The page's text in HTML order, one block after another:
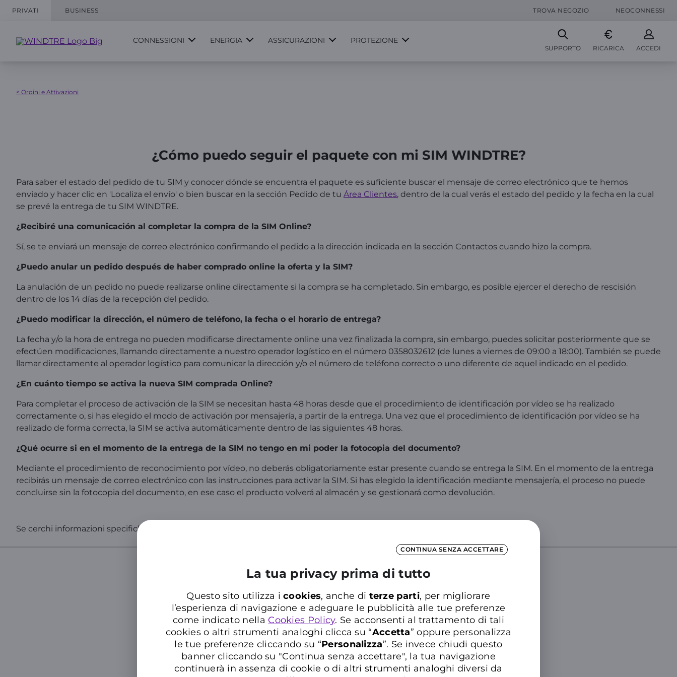
CONTINUA SENZA ACCETTARE
La tua privacy prima di tutto
Questo sito utilizza icookies, anche di terze parti, per migliorare
l’esperienza di navigazione e adeguare le pubblicità alle tue preferenze
come indicato nella Cookies Policy. Se acconsenti al trattamento di tali
cookies o altri strumenti analoghi clicca su “Accetta” oppure personalizza
le tue preferenze cliccando su “Personalizza”. Se invece chiudi questo
banner cliccando su "Continua senza accettare", la tua navigazione
continuerà in assenza di cookie o di altri strumenti analoghi diversi da
PRIVATI BUSINESS TROVA NEGOZIO NEOCONNESSI
CONNESSIONI ENERGIA ASSICURAZIONI PROTEZIONE
SUPPORTO RICARICA ACCEDI
< Ordini e Attivazioni
¿Cómo puedo seguir el paquete con mi SIM WINDTRE?
Para saber el estado del pedido de tu SIM y conocer dónde se encuentra el paquete es suficiente buscar el mensaje de correo electrónico que te hemos
enviado y hacer clic en 'Localiza el envío' o bien buscar en la sección Pedido de tu Área Clientes, dentro de la cual verás el estado del pedido y la fecha en la cual
se prevé la entrega de tu SIM WINDTRE.
¿Recibiré una comunicación al completar la compra de la SIM Online?
Sí, se te enviará un mensaje de correo electrónico confirmando el pedido a la dirección indicada en la sección Contactos cuando hizo la compra.
¿Puedo anular un pedido después de haber comprado online la oferta y la SIM?
La anulación de un pedido no puede realizarse online directamente si la compra se ha completado. Sin embargo, es posible ejercer el derecho de rescisión
dentro de los 14 días de la recepción del pedido.
¿Puedo modificar la dirección, el número de teléfono, la fecha o el horario de entrega?
La fecha y/o la hora de entrega no pueden modificarse directamente online una vez finalizada la compra, sin embargo, puedes solicitar posteriormente que se
efectúen modificaciones, llamando directamente a nuestro operador logístico en el número 0358032612 (de lunes a viernes de 09:00 a 18:00). También se puede
llamar directamente al operador logístico para comunicar la dirección y/o el número de teléfono correcto o uno diferente de aquel indicado en el pedido.
¿En cuánto tiempo se activa la nueva SIM comprada Online?
Para completar el proceso de activación de la SIM se necesitan hasta 48 horas desde que el procedimiento de identificación por vídeo se ha realizado
correctamente o, si has elegido el modo de activación por mensajería, a partir de la entrega. Una vez que el procedimiento de identificación por vídeo se ha
realizado de forma correcta, la SIM se activa automáticamente dentro de las siguientes 48 horas.
¿Qué ocurre si en el momento de la entrega de la SIM no tengo en mi poder la fotocopia del documento?
Mediante el procedimiento de reconocimiento por vídeo, no deberás obligatoriamente estar presente cuando se entrega la SIM. En el momento de la entrega
recibirás un mensaje de correo electrónico con las instrucciones para activar la SIM. Si has elegido la identificación mediante mensajería, el proceso no puede
concluirse sin la fotocopia del documento, en ese caso el producto volverá al almacén y se gestionará como devolución.
Se cerchi informazioni specifiche sul tuo numero, accedi all’
Inserisci almeno tre caratteri per cercare nelle FAQ